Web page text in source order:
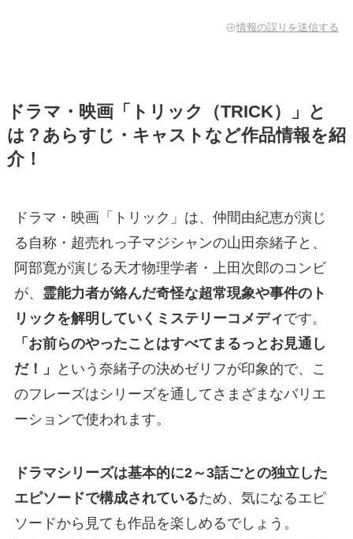
情報の誤りを送信する
ドラマ・映画「トリック（TRICK）」と
は？あらすじ・キャストなど作品情報を紹
介！
ドラマ・映画「トリック」は、仲間由紀恵が演じ
る自称・超売れっ子マジシャンの山田奈緒子と、
阿部寛が演じる天才物理学者・上田次郎のコンビ
が、 霊能力者が絡んだ奇怪な超常現象や事件のト
リックを解明していくミステリーコメディです。
「お前らのやったことはすべてまるっとお見通し
だ！」
という奈緒子の決めゼリフが印象的で、こ
のフレーズはシリーズを通してさまざまなバリエ
ーションで使われます。
ドラマシリーズは基本的に2～3話ごとの独立した
エピソードで構成されているため、気になるエピ
ソードから見ても作品を楽しめるでしょう。